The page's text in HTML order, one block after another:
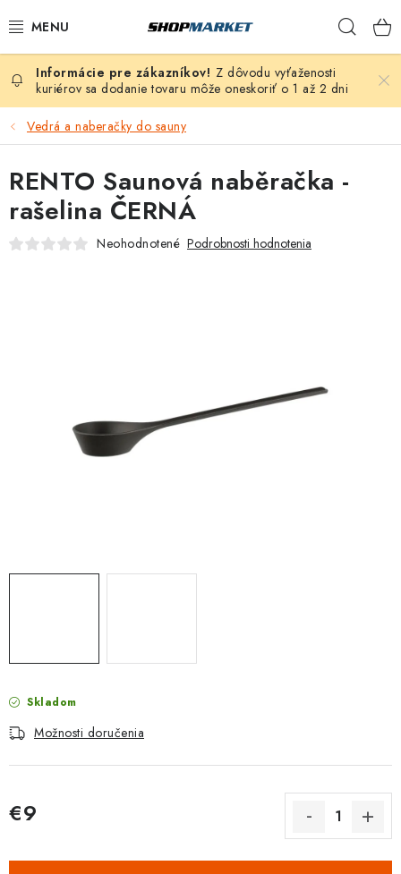
na
VÍRIVÉ VANE
SAUNY
BAZÉNY
NAFUKOVACIE VÍRIVKY
PROTIZÁPLAVOVÉ A HASIACE ZARIADENIA
OBCHODNÉ PODMIENKY
Z dôvodu vyťaženosti
kuriérov sa dodanie tovaru môže oneskoriť o 1 až 2 dni
Vedrá a naberačky do sauny
Skladom
Možnosti doručenia
€9
RENTO Saunová naběračka -
rašelina ČERNÁ
Neohodnotené Podrobnosti hodnotenia